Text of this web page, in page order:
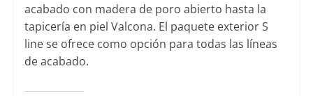
acabado con madera de poro abierto hasta la
tapicería en piel Valcona. El paquete exterior S
line se ofrece como opción para todas las líneas
de acabado.